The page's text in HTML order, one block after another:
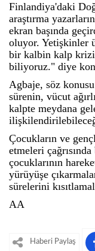
Finlandiya'daki
araştırma
ekran başında
oluyor. Yetişkinler
bir kalbin kalp krizi
biliyoruz." diye
Agbaje, söz
sürenin, vücut
kalpte meydana
Çocukların ve
etmeleri
çocuklarının
yürüyüşe
sürelerini
AA
Haberi Paylaş